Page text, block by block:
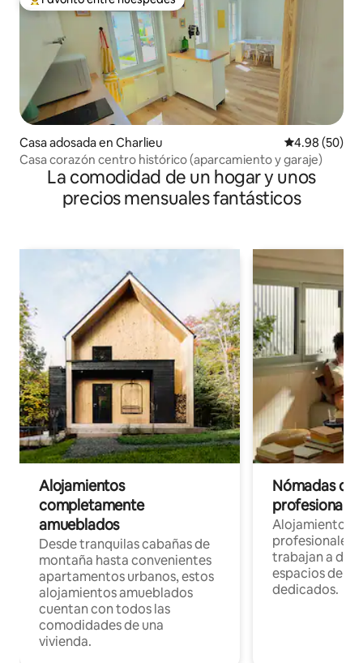
Favorito entre huéspedes preferido
Casa adosada en Charlieu Calificación
4.98 (50)
Casa corazón centro histórico (aparcamiento y garaje)
La comodidad de un hogar y unos
precios mensuales fantásticos
Alojamientos
completamente
amueblados
Desde tranquilas cabañas de
montaña hasta convenientes
apartamentos urbanos, estos
alojamientos amueblados
cuentan con todos las
comodidades de una
vivienda.
Nómadas
Alojamientos
profesionales
trabajan a
espacios de
dedicados.